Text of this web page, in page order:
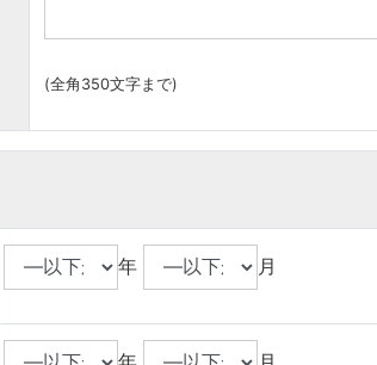
(全角350文字まで)
年 月